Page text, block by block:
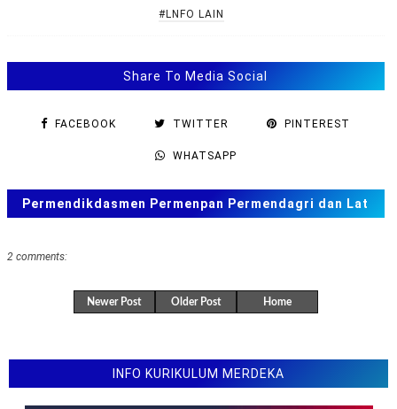
#LNFO LAIN
Share To Media Social
FACEBOOK TWITTER PINTEREST
WHATSAPP
Permendikdasmen Permenpan Permendagri dan Lat
2 comments:
Newer Post Older Post Home
INFO KURIKULUM MERDEKA